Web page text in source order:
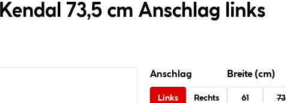
73,5 cm Anschlag links
Anschlag
Links Rechts
Breite (cm)
61 73